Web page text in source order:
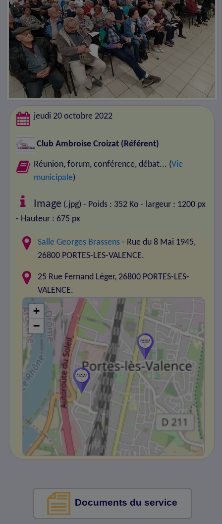
jeudi 20 octobre 2022
Club Ambroise Croizat (Référent)
Réunion, forum, conférence, débat... (Vie
municipale)
Image (.jpg) - Poids : 352 Ko - largeur : 1200 px
- Hauteur : 675 px
Salle Georges Brassens - Rue du 8 Mai 1945,
26800 PORTES-LES-VALENCE.
25 Rue Fernand Léger, 26800 PORTES-LES-
VALENCE.
+
−
Documents du service